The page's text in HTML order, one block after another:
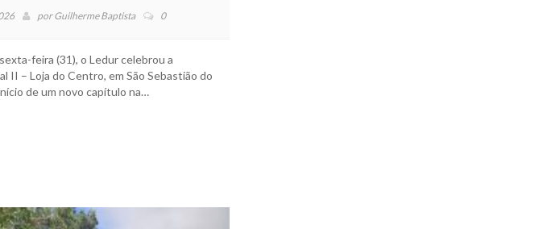
porGuilherme Baptista 0
feira (31), o Ledur celebrou a
II – Loja do Centro, em São Sebastião do
de um novo capítulo na…